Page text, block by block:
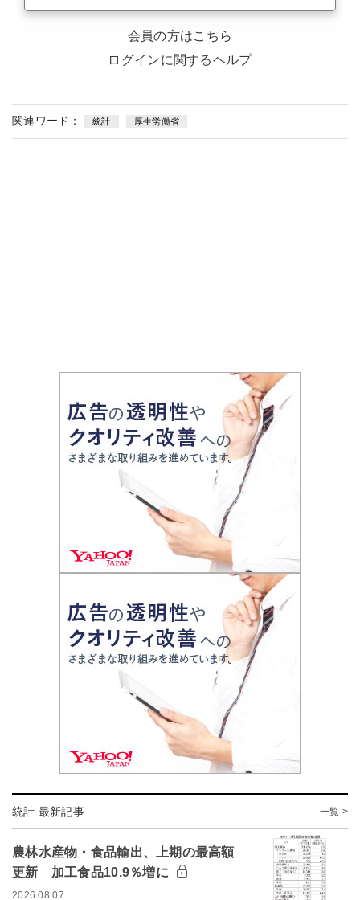
会員の方はこちら
ログインに関するヘルプ
関連ワード： 統計 厚生労働省
統計 最新記事 一覧 >
農林水産物・食品輸出、上期の最高額
更新 加工食品10.9％増に
2026.08.07